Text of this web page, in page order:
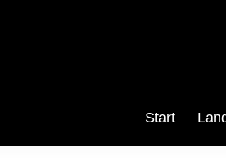
Start